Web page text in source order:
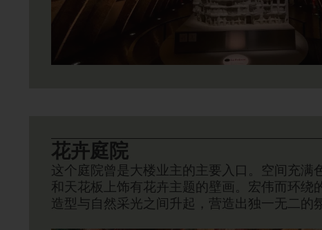
花卉庭院
这个庭院曾是大楼业主的主要入口。空间充满
和天花板上饰有花卉主题的壁画。宏伟而环绕
造型与自然采光之间升起，营造出独一无二的